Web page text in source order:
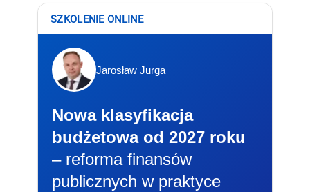
SZKOLENIE ONLINE
Jarosław Jurga
Nowa klasyfikacja
budżetowa od 2027 roku
– reforma finansów
publicznych w praktyce